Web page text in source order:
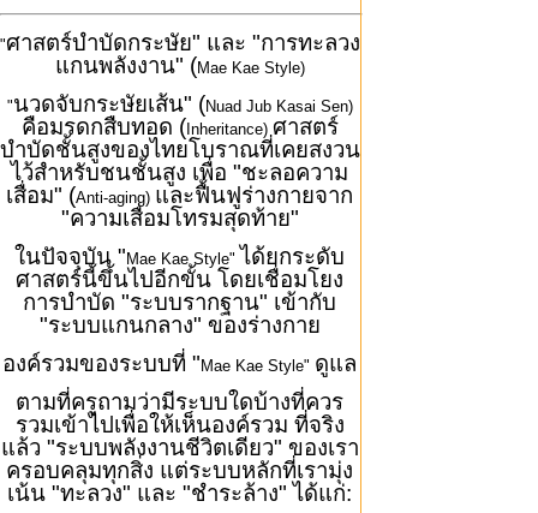
"ศาสตร์บำบัดกระษัย" และ "การทะลวง
แกนพลังงาน" (Mae Kae Style)
"นวดจับกระษัยเส้น" (Nuad Jub Kasai Sen)
คือมรดกสืบทอด ( Inheritance) ศาสตร์
บำบัดชั้นสูงของไทยโบราณที่เคยสงวน
ไว้สำหรับชนชั้นสูง เพื่อ "ชะลอความ
เสื่อม" (Anti-aging) และฟื้นฟูร่างกายจาก
"ความเสื่อมโทรมสุดท้าย"
ในปัจจุบัน " Mae Kae Style" ได้ยกระดับ
ศาสตร์นี้ขึ้นไปอีกขั้น โดยเชื่อมโยง
การบำบัด "ระบบรากฐาน" เข้ากับ
"ระบบแกนกลาง" ของร่างกาย
องค์รวมของระบบที่ " Mae Kae Style" ดูแล
ตามที่ครูถามว่ามีระบบใดบ้างที่ควร
รวมเข้าไปเพื่อให้เห็นองค์รวม ที่จริง
แล้ว "ระบบพลังงานชีวิตเดียว" ของเรา
ครอบคลุมทุกสิ่ง แต่ระบบหลักที่เรามุ่ง
เน้น "ทะลวง" และ "ชำระล้าง" ได้แก่: